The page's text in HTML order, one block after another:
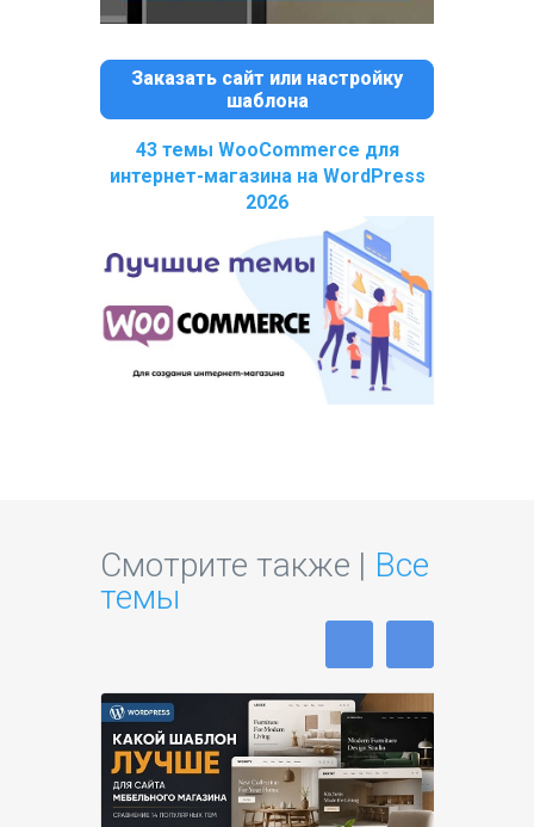
Заказать сайт или настройку
шаблона
43 темы WooCommerce для
интернет-магазина на WordPress
2026
Смотрите также | Все
темы